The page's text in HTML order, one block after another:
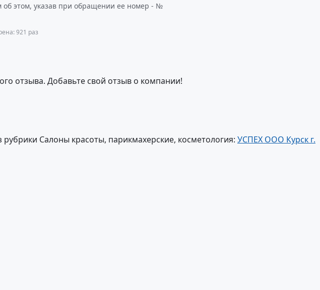
этом, указав при обращении ее номер - №
921 раз
отзыва. Добавьте свой отзыв о компании!
Салоны красоты, парикмахерские, косметология: УСПЕХ ООО Курск г.